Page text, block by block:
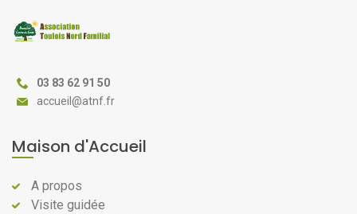
03 83 62 91 50
@
Maison d'Accueil
A propos
Visite guidée